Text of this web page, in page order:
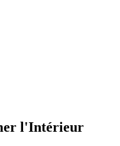
l'Intérieur